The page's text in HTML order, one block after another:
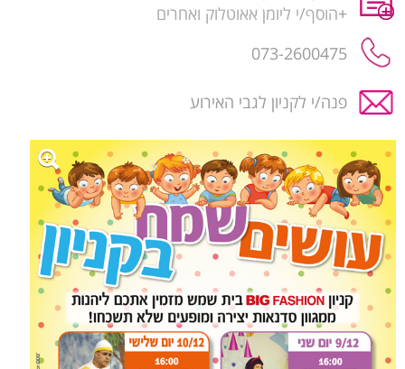
+הוסף/י ליומן אאוטלוק ואחרים
073-2600475
פנה/י לקניון לגבי האירוע